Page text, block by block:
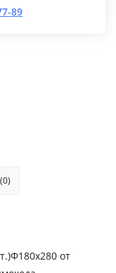
89
от